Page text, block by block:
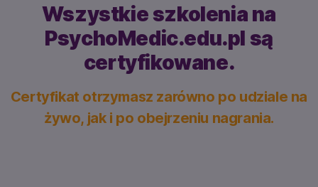
Wszystkie szkolenia na
PsychoMedic.edu.pl są
certyfikowane.
Certyfikat otrzymasz zarówno po udziale na
żywo, jak i po obejrzeniu nagrania.